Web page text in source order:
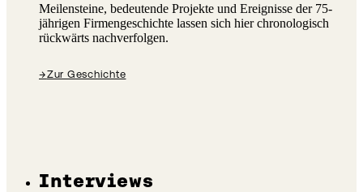
Meilensteine, bedeutende Projekte und Ereignisse der 75-
jährigen Firmengeschichte lassen sich hier chronologisch
rückwärts nachverfolgen.
→Zur Geschichte
Interviews